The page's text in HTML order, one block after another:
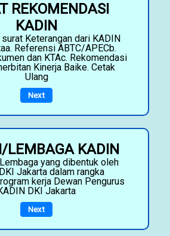
REKOMENDASI
KADIN
Keterangan dari KADIN
Referensi ABTC/APECb.
dan KTAc. Rekomendasi
Kinerja Baike. Cetak
Ulang
Next
LEMBAGA KADIN
yang dibentuk oleh
Jakarta dalam rangka
kerja Dewan Pengurus
DKI Jakarta
Next